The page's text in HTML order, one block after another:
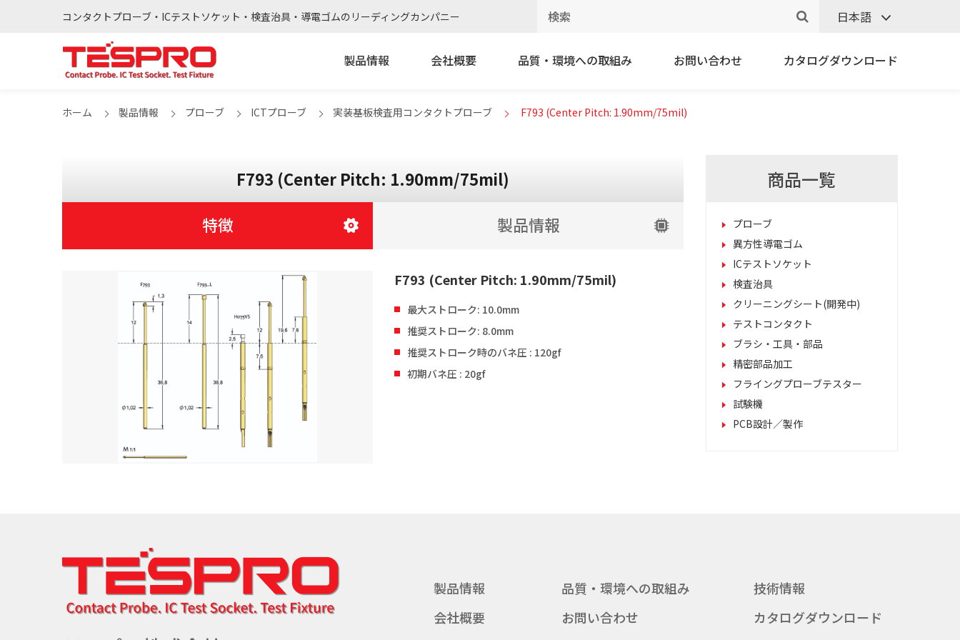
コンタクトプローブ・ICテストソケット・検査治具・導電ゴムのリーディングカンパニー 日本語
製品情報 会社概要 品質・環境への取組み お問い合わせ カタログダウンロード
ホーム 製品情報 プローブ ICTプローブ 実装基板検査用コンタクトプローブ F793 (Center Pitch: 1.90mm/75mil)
F793 (Center Pitch: 1.90mm/75mil)
特徴
製品情報
F793 (Center Pitch: 1.90mm/75mil)
最大ストローク: 10.0mm
推奨ストローク: 8.0mm
推奨ストローク時のバネ圧 : 120gf
初期バネ圧 : 20gf
商品一覧
プローブ
異方性導電ゴム
ICテストソケット
検査治具
クリーニングシート(開発中)
テストコンタクト
ブラシ・工具・部品
精密部品加工
フライングプローブテスター
試験機
PCB設計／製作
製品情報 品質・環境への取組み
技術情報
会社概要
お問い合わせ カタログダウンロード